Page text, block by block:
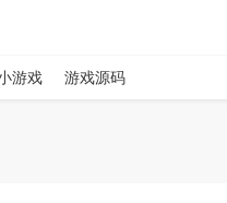
游戏 游戏源码